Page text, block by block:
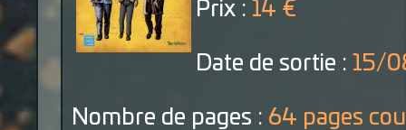
Prix : 14 €
Date de sortie : 15/
Nombre de pages : 64 pages